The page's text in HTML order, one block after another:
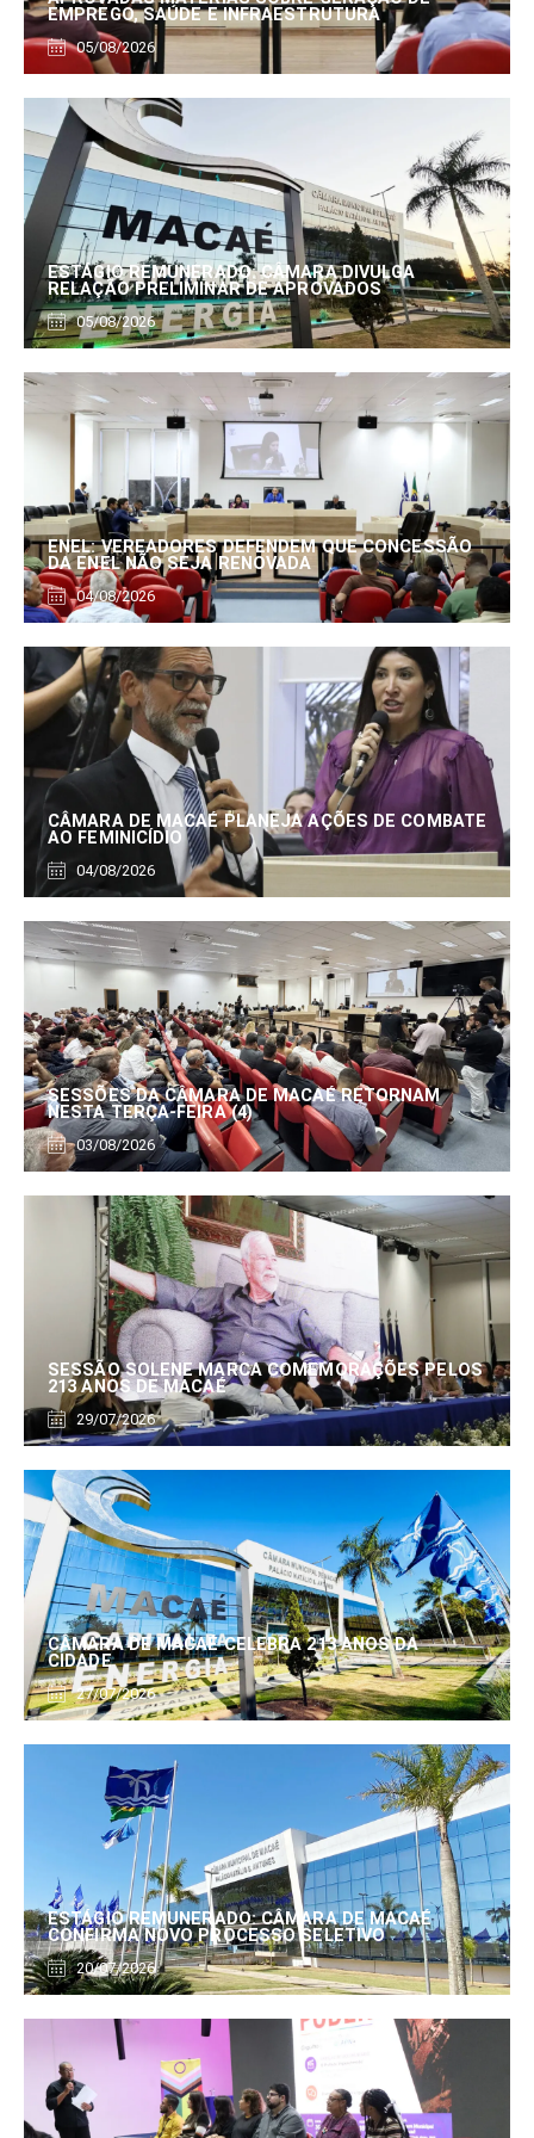
EMPREGO, SAÚDE E INFRAESTRUTURA
05/08/2026
ESTÁGIO REMUNERADO: CÂMARA DIVULGA
RELAÇÃO PRELIMINAR DE APROVADOS
05/08/2026
ENEL: VEREADORES DEFENDEM QUE CONCESSÃO
DA ENEL NÃO SEJA RENOVADA
04/08/2026
CÂMARA DE MACAÉ PLANEJA AÇÕES DE COMBATE
AO FEMINICÍDIO
04/08/2026
SESSÕES DA CÂMARA DE MACAÉ RETORNAM
NESTA TERÇA-FEIRA (4)
03/08/2026
SESSÃO SOLENE MARCA COMEMORAÇÕES PELOS
213 ANOS DE MACAÉ
29/07/2026
CÂMARA DE MACAÉ CELEBRA 213 ANOS DA
CIDADE
27/07/2026
ESTÁGIO REMUNERADO: CÂMARA DE MACAÉ
CONFIRMA NOVO PROCESSO SELETIVO
20/07/2026